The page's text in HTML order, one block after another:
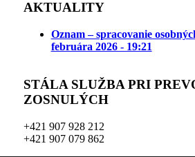
AKTUALITY
Oznam – spracovanie
februára 2026 - 19:21
STÁLA SLUŽBA PRI
ZOSNULÝCH
+421 907 928 212
+421 907 079 862